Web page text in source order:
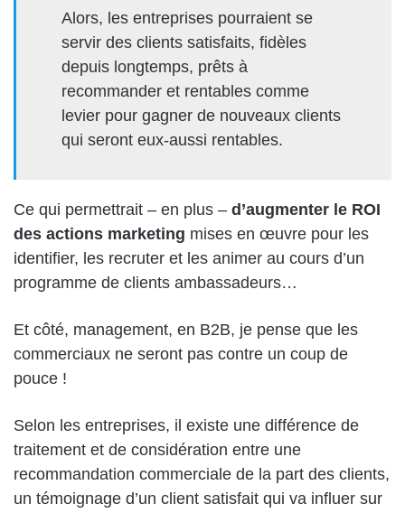
Alors, les entreprises pourraient se
servir des clients satisfaits, fidèles
depuis longtemps, prêts à
recommander et rentables comme
levier pour gagner de nouveaux clients
qui seront eux-aussi rentables.
Ce qui permettrait – en plus – d’augmenter le ROI
des actions marketing mises en œuvre pour les
identifier, les recruter et les animer au cours d’un
programme de clients ambassadeurs…
Et côté, management, en B2B, je pense que les
commerciaux ne seront pas contre un coup de
pouce !
Selon les entreprises, il existe une différence de
traitement et de considération entre une
recommandation commerciale de la part des clients,
un témoignage d’un client satisfait qui va influer sur